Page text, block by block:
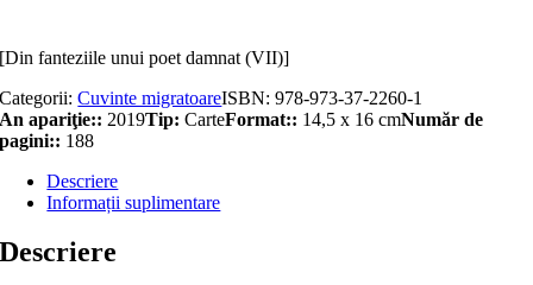
[Din fanteziile unui poet damnat (VII)]
Categorii:Cuvinte migratoareISBN:978-973-37-2260-1
An apariţie:: 2019Tip: CarteFormat:: 14,5 x 16 cmNumăr de
pagini:: 188
Descriere
Informații suplimentare
Descriere